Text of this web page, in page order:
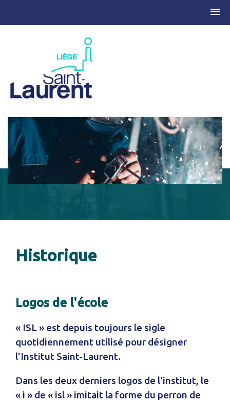
Historique
Logos de l'école
« ISL » est depuis toujours le sigle
quotidiennement utilisé pour désigner
l'Institut Saint-Laurent.
Dans les deux derniers logos de l'institut, le
« i » de « isl » imitait la forme du perron de